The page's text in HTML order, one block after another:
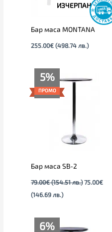
ИЗЧЕРПАН
Бар маса MONTANA
255.00€ (498.74 лв.)
5%
ПРОМО
Бар маса SB-2
79.00€ (154.51 лв.)
price
75.00€
(146.69 лв.)
цена
е:
75.00€
6%
price
цена